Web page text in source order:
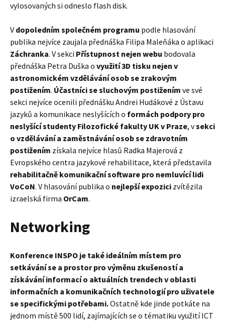
vylosovaných si odneslo flash disk.
V dopoledním společném programu podle hlasování
publika nejvíce zaujala přednáška Filipa Maleňáka o aplikaci
Záchranka. V sekci Přístupnost nejen webu bodovala
přednáška Petra Duška o využití 3D tisku nejen v
astronomickém vzdělávání osob se zrakovým
postižením. Účastníci se sluchovým postižením ve své
sekci nejvíce ocenili přednášku Andrei Hudákové z Ústavu
jazyků a komunikace neslyšících o formách podpory pro
neslyšící studenty Filozofické fakulty UK v Praze, vsekci
o vzdělávání a zaměstnávání osob se zdravotním
postižením získala nejvíce hlasů Radka Majerová z
Evropského centra jazykové rehabilitace, která představila
rehabilitačně komunikační software pro nemluvící lidi
VoCoN. V hlasování publika o nejlepší expozici zvítězila
izraelská firma OrCam.
Networking
Konference INSPO je také ideálním místem pro
setkávání se a prostor pro výměnu zkušeností a
získávání informací o aktuálních trendech v oblasti
informačních a komunikačních technologií pro uživatele
se specifickými potřebami.Ostatně kde jinde potkáte na
jednom místě 500 lidí, zajímajících se o tématiku využití ICT